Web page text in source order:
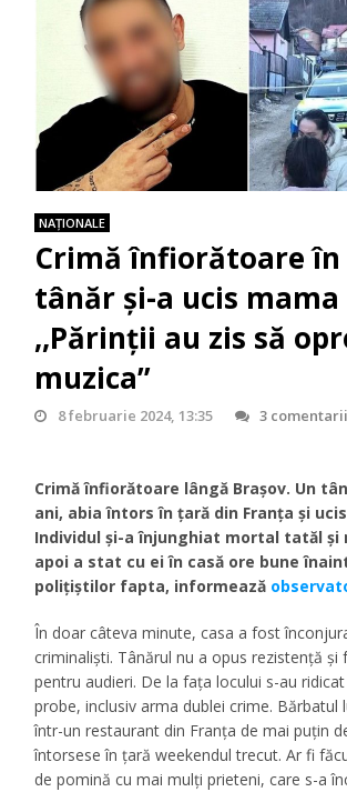
NAŢIONALE
Crimă înfiorătoare în
tânăr și-a ucis
,,Părinții au zis să
muzica”
8 februarie 2024, 13:35 3 comentarii
Crimă înfiorătoare lângă Braşov. Un
ani, abia întors în ţară din Franţa și
Individul şi-a înjunghiat mortal tatăl şi
apoi a stat cu ei în casă ore bune
poliţiştilor fapta, informează
În doar câteva minute, casa a fost
criminalişti. Tânărul nu a opus rezistenţă
pentru audieri. De la faţa locului s-au
probe, inclusiv arma dublei crime. Bărbatul
într-un restaurant din Franţa de mai puţin
întorsese în ţară weekendul trecut. Ar fi
de pomină cu mai mulţi prieteni, care s-a